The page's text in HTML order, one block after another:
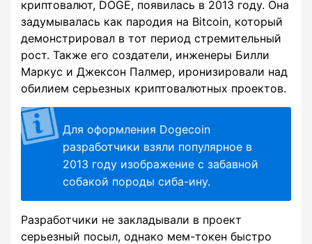
криптовалют, DOGE, появилась в 2013 году. Она
задумывалась как пародия на Bitcoin, который
демонстрировал в тот период стремительный
рост. Также его создатели, инженеры Билли
Маркус и Джексон Палмер, иронизировали над
обилием серьезных криптовалютных проектов.
Для оформления Dogecoin
разработчики взяли популярное в
2013 году изображение с забавной
собакой породы сиба-ину.
Разработчики не закладывали в проект
серьезный посыл, однако мем-токен быстро